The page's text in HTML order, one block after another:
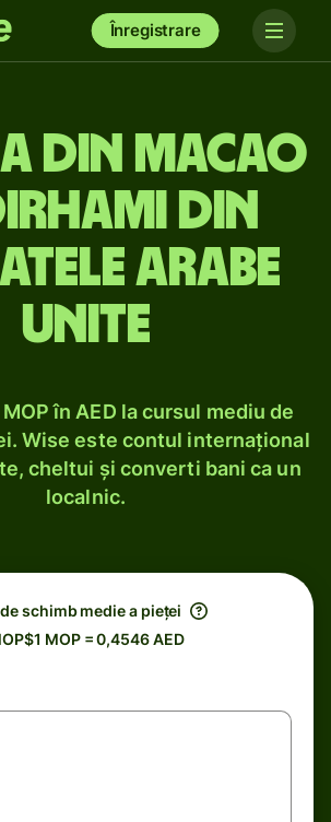
Înregistrare
din Macao
din
Arabe
Unite
în AED la cursul mediu de
Wise este contul internațional
cheltui și converti bani ca un
localnic.
de schimb medie a pieței
MOP = 0,4546 AED